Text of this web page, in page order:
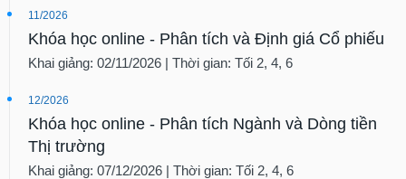
11/2026
Khóa học online - Phân tích và Định giá Cổ phiếu
Khai giảng: 02/11/2026 | Thời gian: Tối 2, 4, 6
12/2026
Khóa học online - Phân tích Ngành và Dòng tiền
Thị trường
Khai giảng: 07/12/2026 | Thời gian: Tối 2, 4, 6